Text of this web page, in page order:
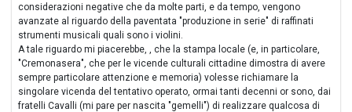
considerazioni negative che da molte parti, e da tempo, vengono
avanzate al riguardo della paventata "produzione in serie" di raffinati
strumenti musicali quali sono i violini.
A tale riguardo mi piacerebbe, , che la stampa locale (e, in particolare,
"Cremonasera", che per le vicende culturali cittadine dimostra di avere
sempre particolare attenzione e memoria) volesse richiamare la
singolare vicenda del tentativo operato, ormai tanti decenni or sono, dai
fratelli Cavalli (mi pare per nascita "gemelli") di realizzare qualcosa di